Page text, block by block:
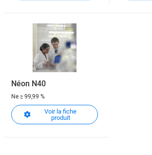
Néon N40
Ne ≥ 99,99 %
Voir la fiche
produit